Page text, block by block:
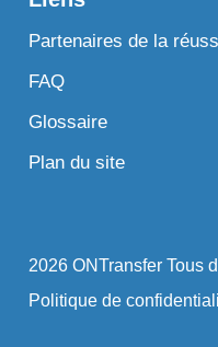
Partenaires de la
FAQ
Glossaire
Plan du site
2026 ONTransfer Tous
Politique de